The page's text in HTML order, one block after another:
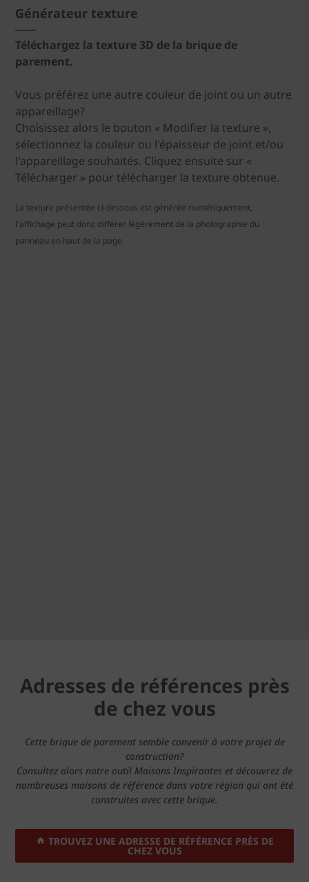
Générateur texture
Téléchargez la texture 3D de la brique de
parement.
Vous préférez une autre couleur de joint ou un autre
appareillage?
Choisissez alors le bouton « Modifier la texture »,
sélectionnez la couleur ou l'épaisseur de joint et/ou
l'appareillage souhaités. Cliquez ensuite sur «
Télécharger » pour télécharger la texture obtenue.
La texture présentée ci-dessous est générée numériquement,
l'affichage peut donc différer légèrement de la photographie du
panneau en haut de la page.
Adresses de références près
de chez vous
Cette brique de parement semble convenir à votre projet de
construction?
Consultez alors notre outil Maisons Inspirantes et découvrez de
nombreuses maisons de référence dans votre région qui ont été
construites avec cette brique.
TROUVEZ UNE ADRESSE DE RÉFÉRENCE PRÈS DE
CHEZ VOUS